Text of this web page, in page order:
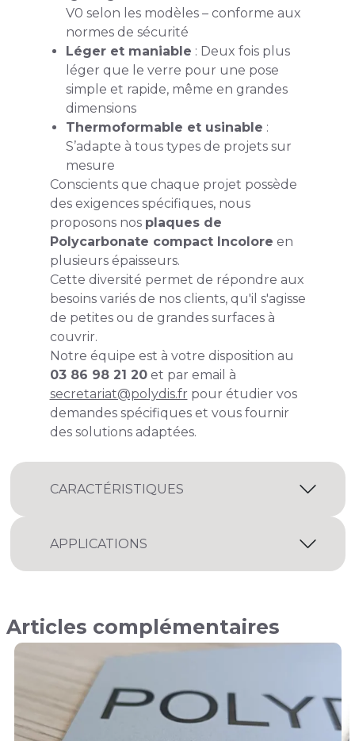
V0 selon les modèles – conforme aux
normes de sécurité
Léger et maniable : Deux fois plus
léger que le verre pour une pose
simple et rapide, même en grandes
dimensions
Thermoformable et usinable :
S’adapte à tous types de projets sur
mesure
Conscients que chaque projet possède
des exigences spécifiques, nous
proposons nos plaques de
Polycarbonate compact Incolore en
plusieurs épaisseurs.
Cette diversité permet de répondre aux
besoins variés de nos clients, qu'il s'agisse
de petites ou de grandes surfaces à
couvrir.
Notre équipe est à votre disposition au
03 86 98 21 20et par email à
secretariat@polydis.fr pour étudier vos
demandes spécifiques et vous fournir
des solutions adaptées.
CARACTÉRISTIQUES
APPLICATIONS
Articles complémentaires